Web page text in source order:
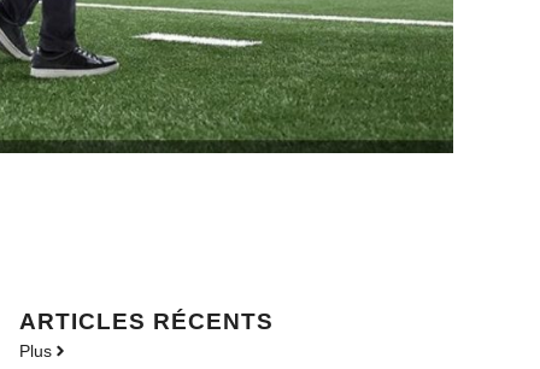
ARTICLES RÉCENTS
Plus